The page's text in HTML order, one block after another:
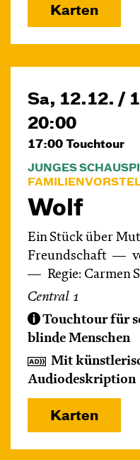
Karten
Sa, 12.12. /
20:00
17:00 Touchtour
JUNGES
Wolf
Ein Stück über
Freundschaft
Regie: Carmen
Central 1
Touchtour für
blinde Menschen
Mit
Audiodeskription
Karten